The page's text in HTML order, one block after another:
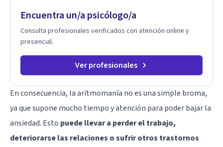
Encuentra un/a psicólogo/a
Consulta profesionales verificados con atención online y
presencial.
Ver profesionales
En consecuencia, la aritmomanía no es una simple broma,
ya que supone mucho tiempo y atención para poder bajar la
ansiedad. Esto puede llevar a perder el trabajo,
deteriorarse las relaciones o sufrir otros trastornos